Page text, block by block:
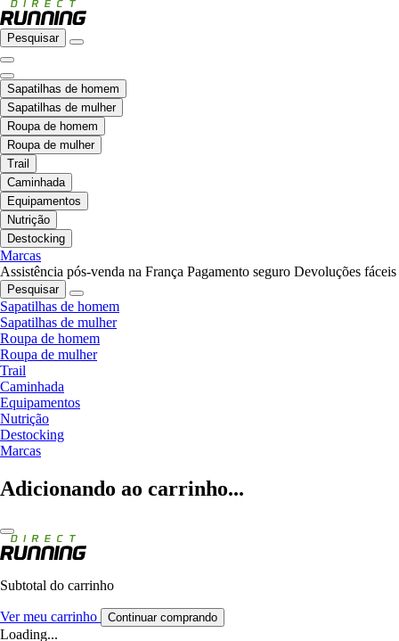
Pesquisar
Sapatilhas de homem
Sapatilhas de mulher
Roupa de homem
Roupa de mulher
Trail
Caminhada
Equipamentos
Nutrição
Destocking
Marcas
Assistência pós-venda na França Pagamento seguro Devoluções fáceis
Pesquisar
Sapatilhas de homem
Sapatilhas de mulher
Roupa de homem
Roupa de mulher
Trail
Caminhada
Equipamentos
Nutrição
Destocking
Marcas
Adicionando ao carrinho...
Subtotal do carrinho
Ver meu carrinho Continuar comprando
Loading...